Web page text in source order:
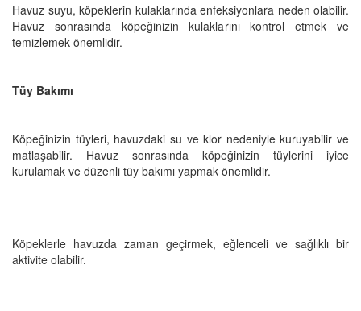
Havuz suyu, köpeklerin kulaklarında enfeksiyonlara neden olabilir.
Havuz sonrasında köpeğinizin kulaklarını kontrol etmek ve
temizlemek önemlidir.
Tüy Bakımı
Köpeğinizin tüyleri, havuzdaki su ve klor nedeniyle kuruyabilir ve
matlaşabilir. Havuz sonrasında köpeğinizin tüylerini iyice
kurulamak ve düzenli tüy bakımı yapmak önemlidir.
Köpeklerle havuzda zaman geçirmek, eğlenceli ve sağlıklı bir
aktivite olabilir.